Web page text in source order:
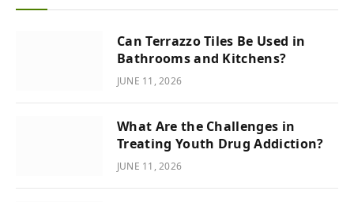
Can Terrazzo Tiles Be Used in
Bathrooms and Kitchens?
JUNE 11, 2026
What Are the Challenges in
Treating Youth Drug Addiction?
JUNE 11, 2026